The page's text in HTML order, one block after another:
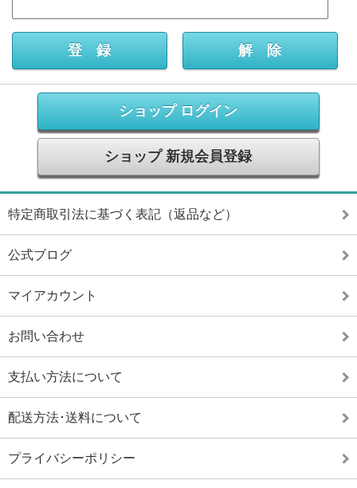
ショップ ログイン
ショップ 新規会員登録
特定商取引法に基づく表記（返品など）
公式ブログ
マイアカウント
お問い合わせ
支払い方法について
配送方法･送料について
プライバシーポリシー